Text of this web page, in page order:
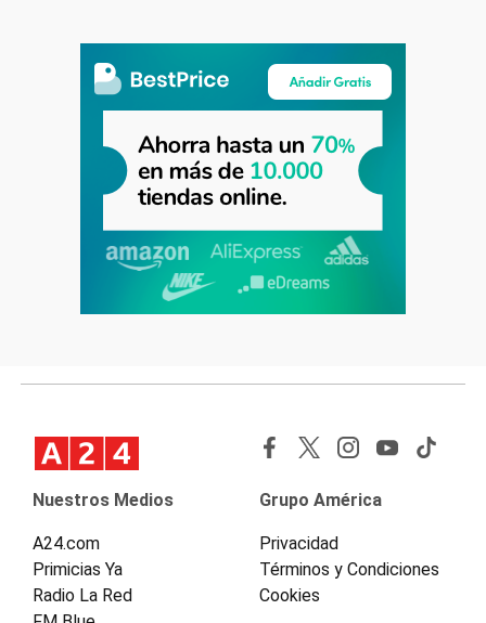
Nuestros Medios
A24.com
Primicias Ya
Radio La Red
Grupo América
Privacidad
Términos y Condiciones
Cookies